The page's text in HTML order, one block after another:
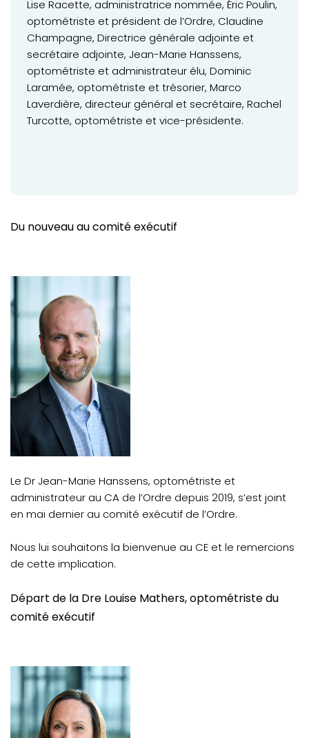
Lise Racette, administratrice nommée, Éric Poulin,
optométriste et président de l’Ordre, Claudine
Champagne, Directrice générale adjointe et
secrétaire adjointe, Jean-Marie Hanssens,
optométriste et administrateur élu, Dominic
Laramée, optométriste et trésorier, Marco
Laverdière, directeur général et secrétaire, Rachel
Turcotte, optométriste et vice-présidente.
Du nouveau au comité exécutif
Le Dr Jean-Marie Hanssens, optométriste et
administrateur au CA de l’Ordre depuis 2019, s’est joint
en mai dernier au comité exécutif de l’Ordre.
Nous lui souhaitons la bienvenue au CE et le remercions
de cette implication.
Départ de la Dre Louise Mathers, optométriste du
comité exécutif